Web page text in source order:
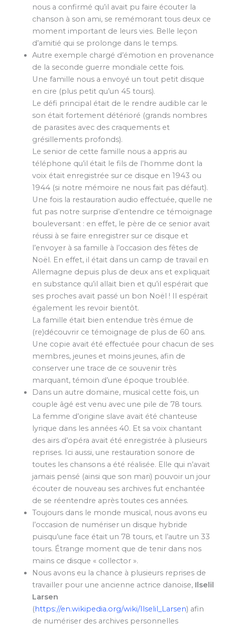
nous a confirmé qu’il avait pu faire écouter la
chanson à son ami, se remémorant tous deux ce
moment important de leurs vies. Belle leçon
d’amitié qui se prolonge dans le temps.
Autre exemple chargé d’émotion en provenance
de la seconde guerre mondiale cette fois.
Une famille nous a envoyé un tout petit disque
en cire (plus petit qu’un 45 tours).
Le défi principal était de le rendre audible car le
son était fortement détérioré (grands nombres
de parasites avec des craquements et
grésillements profonds).
Le senior de cette famille nous a appris au
téléphone qu’il était le fils de l’homme dont la
voix était enregistrée sur ce disque en 1943 ou
1944 (si notre mémoire ne nous fait pas défaut).
Une fois la restauration audio effectuée, quelle ne
fut pas notre surprise d’entendre ce témoignage
bouleversant : en effet, le père de ce senior avait
réussi à se faire enregistrer sur ce disque et
l’envoyer à sa famille à l’occasion des fêtes de
Noël. En effet, il était dans un camp de travail en
Allemagne depuis plus de deux ans et expliquait
en substance qu’il allait bien et qu’il espérait que
ses proches avait passé un bon Noël ! Il espérait
également les revoir bientôt.
La famille était bien entendue très émue de
(re)découvrir ce témoignage de plus de 60 ans.
Une copie avait été effectuée pour chacun de ses
membres, jeunes et moins jeunes, afin de
conserver une trace de ce souvenir très
marquant, témoin d’une époque troublée.
Dans un autre domaine, musical cette fois, un
couple âgé est venu avec une pile de 78 tours.
La femme d’origine slave avait été chanteuse
lyrique dans les années 40. Et sa voix chantant
des airs d’opéra avait été enregistrée à plusieurs
reprises. Ici aussi, une restauration sonore de
toutes les chansons a été réalisée. Elle qui n’avait
jamais pensé (ainsi que son mari) pouvoir un jour
écouter de nouveau ses archives fut enchantée
de se réentendre après toutes ces années.
Toujours dans le monde musical, nous avons eu
l’occasion de numériser un disque hybride
puisqu’une face était un 78 tours, et l’autre un 33
tours. Étrange moment que de tenir dans nos
mains ce disque « collector ».
Nous avons eu la chance à plusieurs reprises de
travailler pour une ancienne actrice danoise, Ilselil
Larsen
(https://en.wikipedia.org/wiki/Ilselil_Larsen) afin
de numériser des archives personnelles